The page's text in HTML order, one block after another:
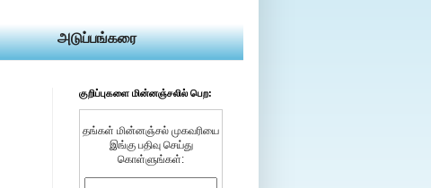
அடுப்பங்கரை
குறிப்புகளை மின்னஞ்சலில் பெற:
தங்கள் மின்னஞ்சல் முகவரியை
இங்கு பதிவு செய்து
கொள்ளுங்கள்: